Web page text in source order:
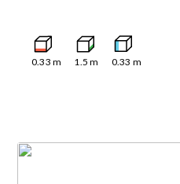
0.33 m 1.5 m 0.33 m